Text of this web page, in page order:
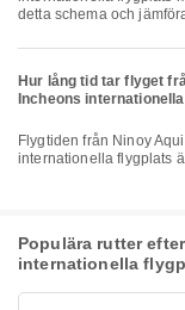
detta schema och
Hur lång tid tar flyget
Incheons
Flygtiden från Ninoy Aquinos internationella flygplats till Incheons
internationella flygplats
Populära rutter
internationella